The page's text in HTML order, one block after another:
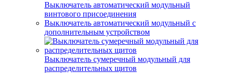
Выключатель автоматический модульный
винтового присоединения
Выключатель автоматический модульный с
дополнительным устройством
Выключатель сумеречный модульный для
распределительных щитов